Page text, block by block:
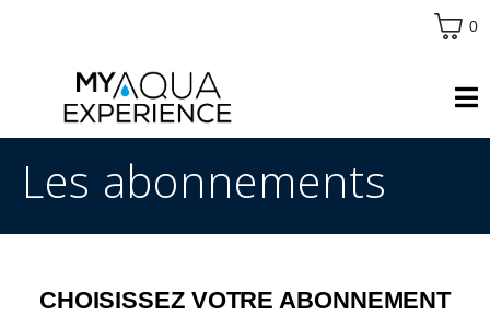
0
Les abonnements
CHOISISSEZ VOTRE ABONNEMENT